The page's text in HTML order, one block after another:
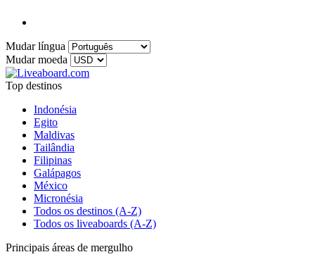
Mudar língua
Mudar moeda
Top destinos
Indonésia
Egito
Maldivas
Tailândia
Filipinas
Galápagos
México
Micronésia
Todos os destinos (A-Z)
Todos os liveaboards (A-Z)
Principais áreas de mergulho